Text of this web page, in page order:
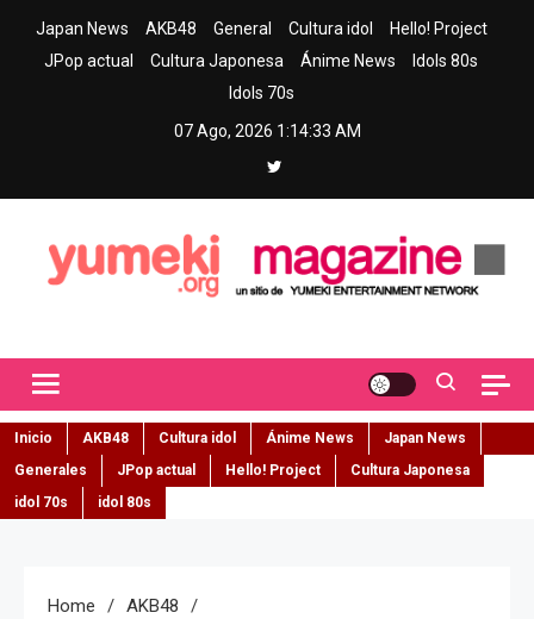
Japan News AKB48 General Cultura idol
Hello! Project
JPop actual
Cultura Japonesa Ánime News
Idols 80s
Idols 70s
07 Ago, 2026 1:14:34 AM
Inicio AKB48 Cultura idol Ánime News
Japan News
Generales
JPop actual Hello! Project
Cultura Japonesa
idol 70s
idol 80s
Home
AKB48